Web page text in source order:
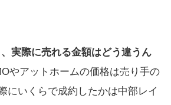
実際に売れる金額はどう違うん
やアットホームの価格は売り手の
にいくらで成約したかは中部レイ